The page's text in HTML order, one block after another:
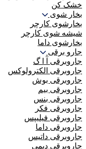
خشک کن
بخار شوی
بخارشوی کارچر
شیشه شوی کارچر
بخارشوی داما
جارو برقی
جاروبرقی آ ا گ
جاروبرقی الکترولوکس
جاروبرقی بوش
جاروبرقی بیم
جاروبرقی بنس
جاروبرقی فکر
جاروبرقی فیلیپس
جاروبرقی داما
جاروبرقی داتیس
جاروبرقی دیمی